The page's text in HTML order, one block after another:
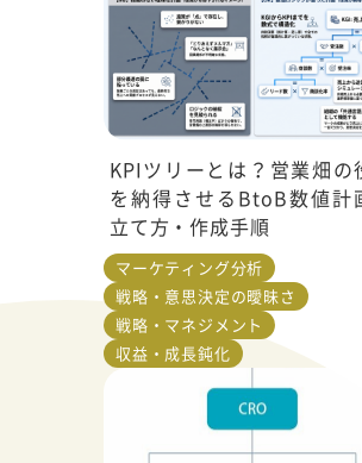
KPIツリーとは？営業畑の
を納得させるBtoB数値計
立て方・作成手順
マーケティング分析
戦略・意思決定の曖昧さ
戦略・マネジメント
収益・成長鈍化